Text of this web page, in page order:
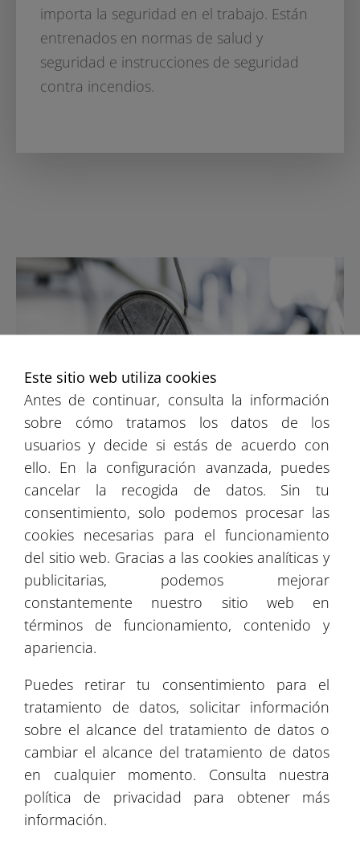
importa la seguridad en el trabajo. Están
entrenados en normas de salud y
seguridad e instrucciones de seguridad
contra incendios.
Exactitud
Nuestra ventaja es la precisión en las
actividades que llevamos a cabo. Los
arreglos preliminares realizados con el
cliente se registran en detalle para que el
cliente esté completamente satisfecho
con nuestro producto.
Este sitio web utiliza cookies
Antes de continuar, consulta la información
sobre cómo tratamos los datos de los
usuarios y decide si estás de acuerdo con
ello. En la configuración avanzada, puedes
cancelar la recogida de datos. Sin tu
consentimiento, solo podemos procesar las
cookies necesarias para el funcionamiento
del sitio web. Gracias a las cookies analíticas y
publicitarias, podemos mejorar
constantemente nuestro sitio web en
términos de funcionamiento, contenido y
apariencia.
Puedes retirar tu consentimiento para el
tratamiento de datos, solicitar información
sobre el alcance del tratamiento de datos o
cambiar el alcance del tratamiento de datos
en cualquier momento. Consulta nuestra
política de privacidad para obtener más
información.